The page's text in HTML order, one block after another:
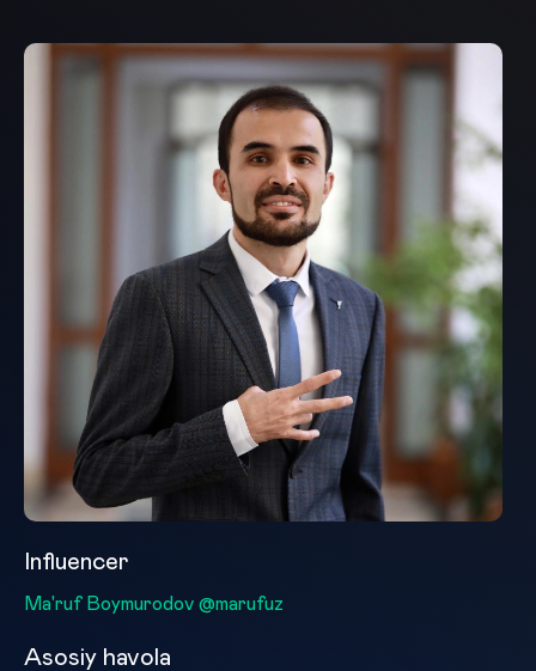
Influencer
Ma'ruf Boymurodov @marufuz
Asosiy havola